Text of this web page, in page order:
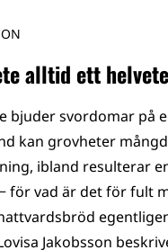
alltid ett
bjuder svordomar på
kan grovheter
ibland resulterar
för vad är det för fult
Jakobsson